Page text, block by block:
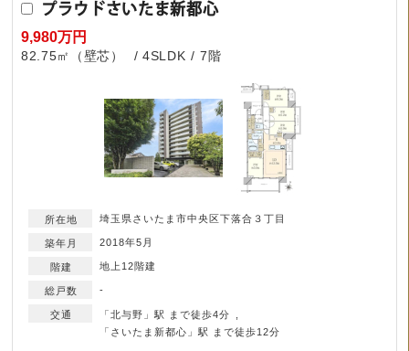
プラウドさいたま新都心
9,980万円
82.75㎡（壁芯） 4SLDK 7階
埼玉県さいたま市中央区下落合３丁目
2018年5月
地上12階建
-
「北与野」駅 まで徒歩4分
「さいたま新都心」駅 まで徒歩12分